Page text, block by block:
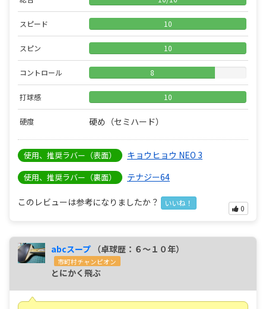
スピード 10
スピン 10
コントロール 8
打球感 10
硬度 硬め（セミハード）
使用、推奨ラバー（表面） キョウヒョウ NEO 3
使用、推奨ラバー（裏面） テナジー64
このレビューは参考になりましたか？ いいね！
0
abcスープ （卓球歴：６～１０年）
市町村チャンピオン
とにかく飛ぶ